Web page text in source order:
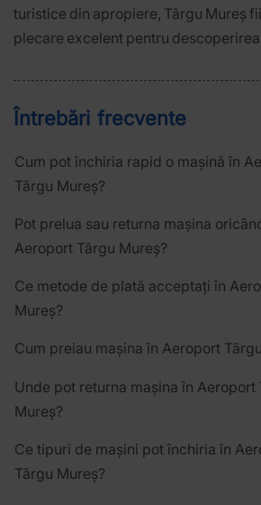
turistice din apropiere, Târgu Mureș
plecare excelent pentru
Întrebări frecvente
Cum pot închiria rapid o mașină în
Târgu Mureș?
Pot prelua sau returna mașina
Aeroport Târgu Mureș?
Ce metode de plată acceptați în
Mureș?
Cum preiau mașina în Aeroport
Unde pot returna mașina în Aeroport
Mureș?
Ce tipuri de mașini pot închiria în
Târgu Mureș?